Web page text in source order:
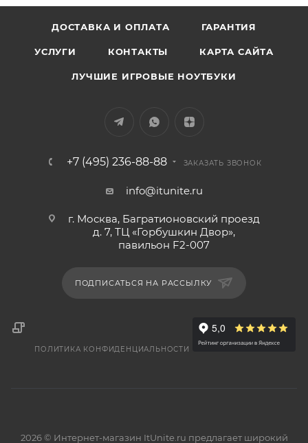
ДОСТАВКА И ОПЛАТА ГАРАНТИЯ
УСЛУГИ КОНТАКТЫ КАРТА САЙТА
ЛУЧШИЕ ИГРОВЫЕ НОУТБУКИ
+7 (495) 236-88-88 ЗАКАЗАТЬ ЗВОНОК
info@itunite.ru
г. Москва, Багратионовский проезд
д. 7, ТЦ «Горбушкин Двор»,
павильон F2-007
ПОДПИСАТЬСЯ НА РАССЫЛКУ
ПОЛИТИКА КОНФИДЕНЦИАЛЬНОСТИ
2026 © Интернет-магазин ItUnite.ru предлагает широкий